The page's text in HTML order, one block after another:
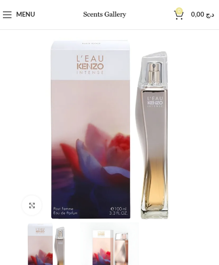
MENU
0
د.ج